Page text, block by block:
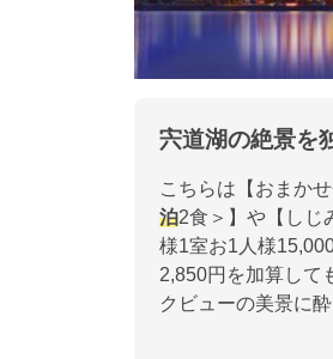
宍道湖の絶景を
こちらは【おまか
泊2食＞】や【しじ
様1室お1人様
2,850円を加算して
クビューの美景に